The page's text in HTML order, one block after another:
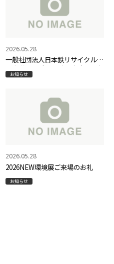
一般社団法人日本鉄リサイクル工
業会 第36回全国大会in東京PRブ
ース出展のご案内
2026.05.28
お知らせ
2026NEW環境展ご来場のお礼
2026.05.28
お知らせ